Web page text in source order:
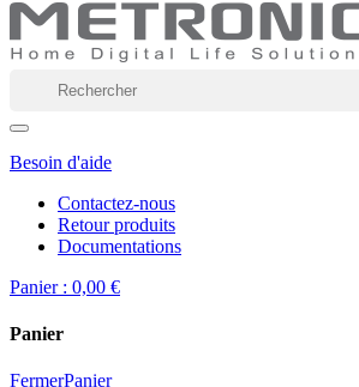
Besoin d'aide
Contactez-nous
Retour produits
Documentations
Panier : 0,00 €
Panier
FermerPanier